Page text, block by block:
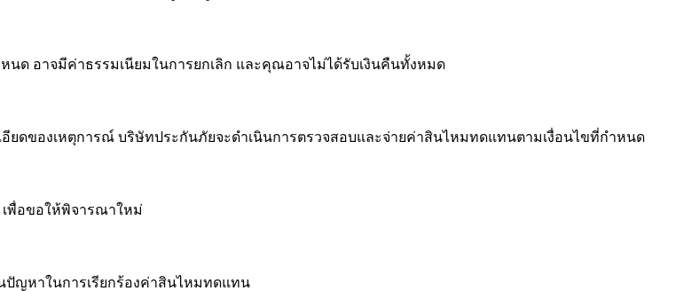
ด อาจมีค่าธรรมเนียมในการยกเลิก และคุณอาจไม่ได้รับเงินคืนทั้งหมด
ยดของเหตุการณ์ บริษัทประกันภัยจะดำเนินการตรวจสอบและจ่ายค่าสินไหมทดแทนตามเงื่อนไขที่กำหนด
เพื่อขอให้พิจารณาใหม่
ญหาในการเรียกร้องค่าสินไหมทดแทน